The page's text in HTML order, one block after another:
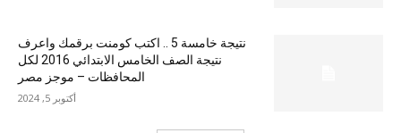
نتيجة خامسة 5 .. اكتب كومنت برقمك واعرف
نتيجة الصف الخامس الابتدائي 2016 لكل
المحافظات – موجز مصر
أكتوبر 5, 2024